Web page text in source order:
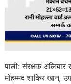
पाली: संरक्षक
मोहम्मद शाकिर खान,